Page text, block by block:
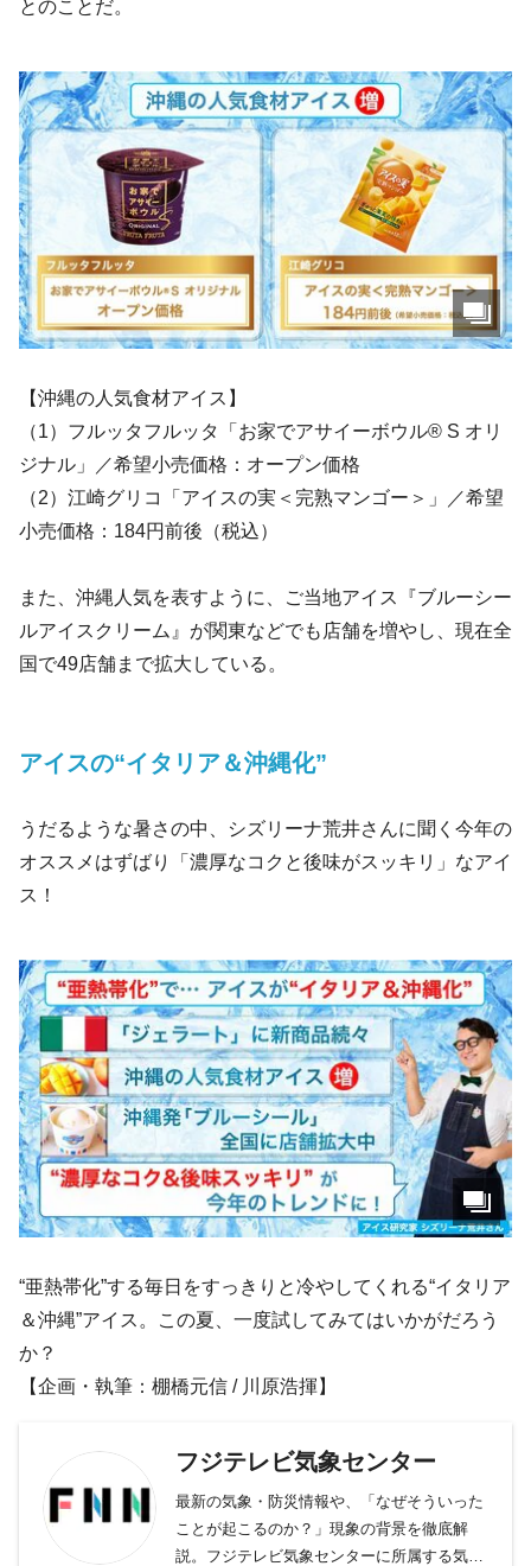
とのことだ。
【沖縄の人気食材アイス】
（1）フルッタフルッタ「お家でアサイーボウル® S オリ
ジナル」／希望小売価格：オープン価格
（2）江崎グリコ「アイスの実＜完熟マンゴー＞」／希望
小売価格：184円前後（税込）
また、沖縄人気を表すように、ご当地アイス『ブルーシー
ルアイスクリーム』が関東などでも店舗を増やし、現在全
国で49店舗まで拡大している。
アイスの“イタリア＆沖縄化”
うだるような暑さの中、シズリーナ荒井さんに聞く今年の
オススメはずばり「濃厚なコクと後味がスッキリ」なアイ
ス！
“亜熱帯化”する毎日をすっきりと冷やしてくれる“イタリア
＆沖縄”アイス。この夏、一度試してみてはいかがだろう
か？
【企画・執筆：棚橋元信 / 川原浩揮】
フジテレビ気象センター
最新の気象・防災情報や、「なぜそういった
ことが起こるのか？」現象の背景を徹底解
説。フジテレビ気象センターに所属する気象